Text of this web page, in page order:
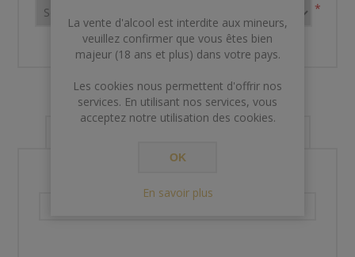
*
La vente d'alcool est interdite aux mineurs,
veuillez confirmer que vous êtes bien
majeur (18 ans et plus) dans votre pays.
Les cookies nous permettent d'offrir nos
services. En utilisant nos services, vous
acceptez notre utilisation des cookies.
OK
En savoir plus